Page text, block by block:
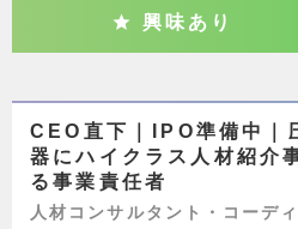
興味あり
CEO直下｜IPO準備中｜
器にハイクラス人材紹介
る事業責任者
人材コンサルタント・コーデ